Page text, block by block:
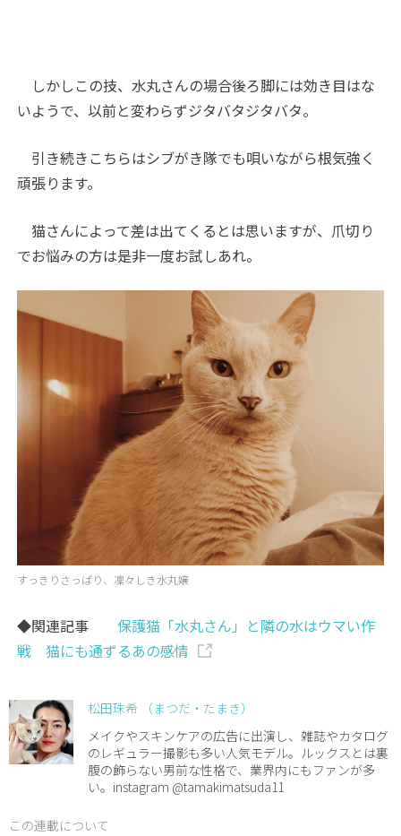
しかしこの技、水丸さんの場合後ろ脚には効き目はな
いようで、以前と変わらずジタバタジタバタ。
引き続きこちらはシブがき隊でも唄いながら根気強く
頑張ります。
猫さんによって差は出てくるとは思いますが、爪切り
でお悩みの方は是非一度お試しあれ。
すっきりさっぱり、凜々しき水丸嬢
◆関連記事保護猫「水丸さん」と隣の水はウマい作
戦 猫にも通ずるあの感情
松田珠希 （まつだ・たまき）
メイクやスキンケアの広告に出演し、雑誌やカタログ
のレギュラー撮影も多い人気モデル。ルックスとは裏
腹の飾らない男前な性格で、業界内にもファンが多
い。instagram @tamakimatsuda11
この連載について